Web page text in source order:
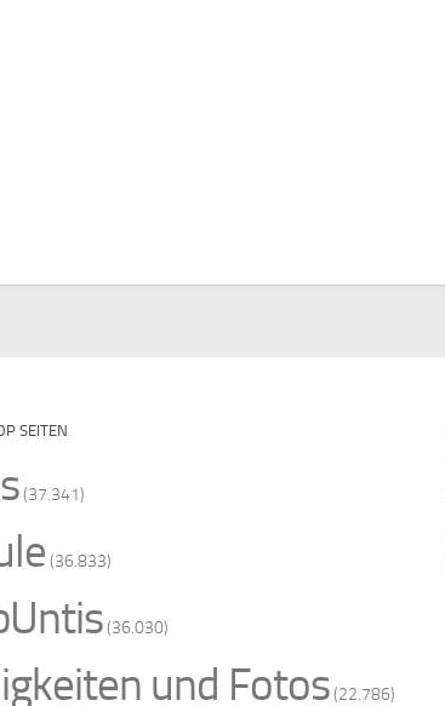
SEITEN
(37.341)
(36.833)
(36.030)
und Fotos(22.786)